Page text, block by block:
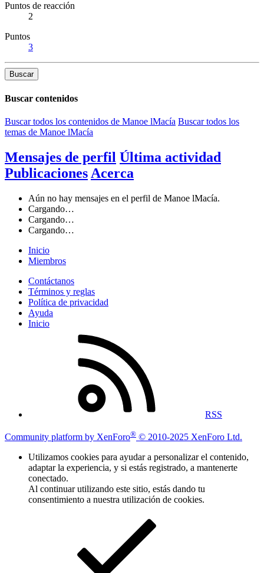
Puntos de reacción
2
Puntos
3
Buscar
Buscar contenidos
Buscar todos los contenidos de Manoe lMacía Buscar todos los
temas de Manoe lMacía
Mensajes de perfil Última actividad
Publicaciones Acerca
Aún no hay mensajes en el perfil de Manoe lMacía.
Cargando…
Cargando…
Cargando…
Inicio
Miembros
Contáctanos
Términos y reglas
Política de privacidad
Ayuda
Inicio
RSS
Community platform by XenForo® © 2010-2025 XenForo Ltd.
Utilizamos cookies para ayudar a personalizar el contenido,
adaptar la experiencia, y si estás registrado, a mantenerte
conectado.
Al continuar utilizando este sitio, estás dando tu
consentimiento a nuestra utilización de cookies.